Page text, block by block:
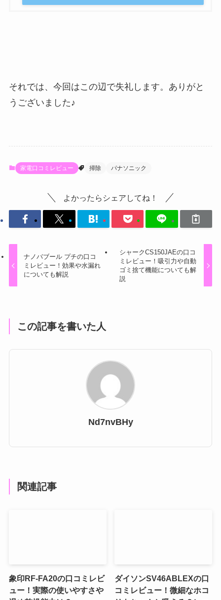
それでは、今回はこの辺で失礼します。ありがと
うございました♪
家電口コミレビュー 掃除 パナソニック
よかったらシェアしてね！
ナノバブール プチの口コ
ミレビュー！効果や水漏れ
についても解説
シャークCS150JAEの口コ
ミレビュー！吸引力や自動
ゴミ捨て機能についても解
説
この記事を書いた人
Nd7nvBHy
関連記事
象印RF-FA20の口コミレビ
ュー！実際の使いやすさや
ダイソンSV46ABLEXの口
コミレビュー！微細なホコ